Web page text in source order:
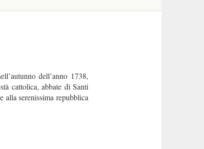
dell’anno 1738,
cattolica, abbate di Santi
alla serenissima repubblica